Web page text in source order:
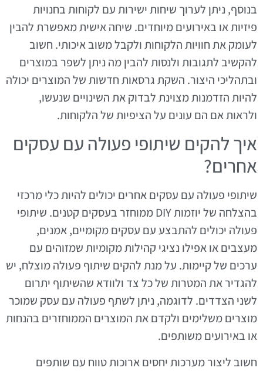
בנוסף, ניתן לערוך שיחות ישירות עם לקוחות בחנויות
פיזיות או באירועים מיוחדים. שיחה אישית מאפשרת להבין
לעומק את חוויות הלקוחות ולקבל משוב איכותי. חשוב
להקשיב לתגובות ולנסות להבין מה ניתן לשפר במוצרים
ובתהליכי היצור. השקת גרסאות חדשות של המוצרים יכולה
להיות הזדמנות מצוינת לבדוק את השינויים שנעשו,
ולראות אם הם עונים על הציפיות של הלקוחות.
איך להקים שיתופי פעולה עם עסקים
אחרים?
שיתופי פעולה עם עסקים אחרים יכולים להיות כלי מרכזי
בהצלחה של יוזמות DIY ממוחזר בעסקים קטנים. שיתופי
פעולה יכולים להתבצע עם עסקים מקומיים, אמנים,
מעצבים או אפילו נציגי קהילות מקומיות שמזוהים עם
ערכים של קיימות. על מנת להקים שיתוף פעולה מוצלח, יש
להגדיר את המטרות של כל צד ולוודא שהשיתוף יתרום
לשני הצדדים. לדוגמה, ניתן לשתף פעולה עם עסק שמוכר
מוצרים משלימים ולקדם את המוצרים הממוחזרים בהנחות
או באירועים משותפים.
חשוב ליצור מערכות יחסים ארוכות טווח עם שותפים